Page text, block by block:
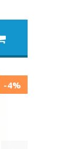
-4%